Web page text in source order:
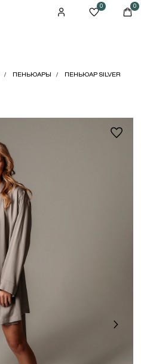
0 0
ПЕНЬЮАРЫ
ПЕНЬЮАР SILVER